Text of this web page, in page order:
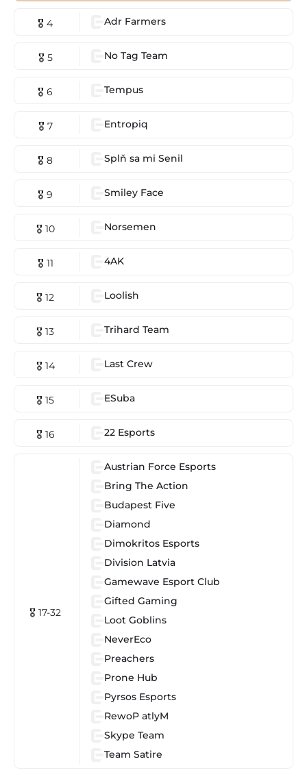
🎖 4 Adr Farmers
🎖 5 No Tag Team
🎖 6 Tempus
🎖 7 Entropiq
🎖 8 Splň sa mi Senil
🎖 9 Smiley Face
🎖 10 Norsemen
🎖 11 4AK
🎖 12 Loolish
🎖 13 Trihard Team
🎖 14 Last Crew
🎖 15 ESuba
🎖 16 22 Esports
🎖 17-32
Austrian Force Esports
Bring The Action
Budapest Five
Diamond
Dimokritos Esports
Division Latvia
Gamewave Esport Club
Gifted Gaming
Loot Goblins
NeverEco
Preachers
Prone Hub
Pyrsos Esports
RewoP atlyM
Skype Team
Team Satire